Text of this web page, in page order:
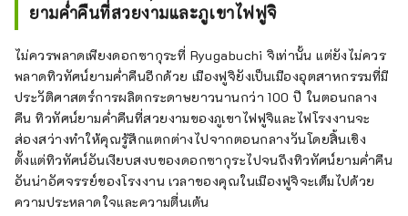
ยามค่ำคืนที่สวยงามและภูเขาไฟฟูจิ
ไม่ควรพลาดเพียงดอกซากุระที่ Ryugabuchi จิเท่านั้น แต่ยังไม่ควร
พลาดทิวทัศน์ยามค่ำคืนอีกด้วย เมืองฟูจิยังเป็นเมืองอุตสาหกรรมที่มี
ประวัติศาสตร์การผลิตกระดาษยาวนานกว่า 100 ปี ในตอนกลาง
คืน ทิวทัศน์ยามค่ำคืนที่สวยงามของภูเขาไฟฟูจิและไฟโรงงานจะ
ส่องสว่างทำให้คุณรู้สึกแตกต่างไปจากตอนกลางวันโดยสิ้นเชิง
ตั้งแต่ทิวทัศน์อันเงียบสงบของดอกซากุระไปจนถึงทิวทัศน์ยามค่ำคืน
อันน่าอัศจรรย์ของโรงงาน เวลาของคุณในเมืองฟูจิจะเต็มไปด้วย
ความประหลาดใจและความตื่นเต้น